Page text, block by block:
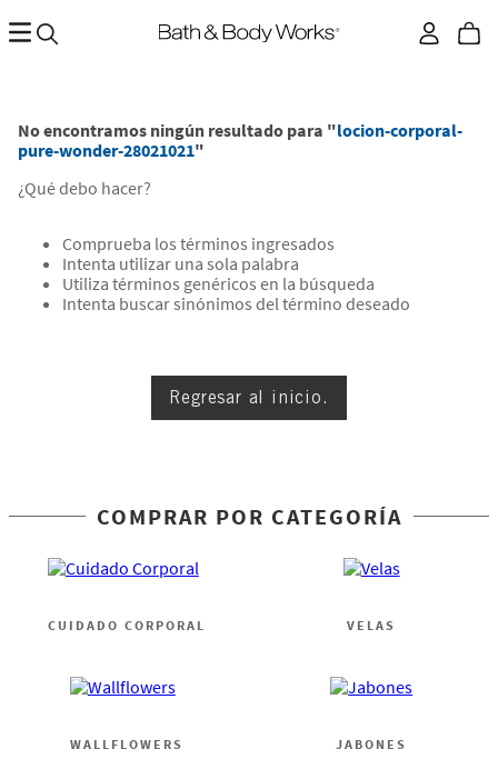
No encontramos ningún resultado para "locion-corporal-
pure-wonder-28021021"
¿Qué debo hacer?
Comprueba los términos ingresados
Intenta utilizar una sola palabra
Utiliza términos genéricos en la búsqueda
Intenta buscar sinónimos del término deseado
Regresar al inicio.
COMPRAR POR CATEGORÍA
CUIDADO CORPORAL VELAS
WALLFLOWERS JABONES